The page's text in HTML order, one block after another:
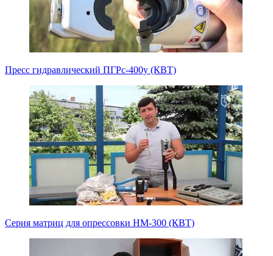
Пресс гидравлический ПГРс-400у (КВТ)
Серия матриц для опрессовки НМ-300 (КВТ)